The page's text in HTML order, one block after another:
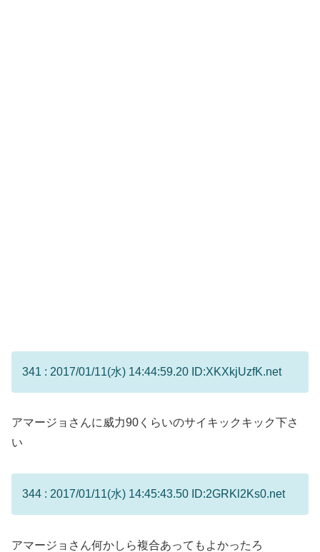
341 : 2017/01/11(水) 14:44:59.20 ID:XKXkjUzfK.net
アマージョさんに威力90くらいのサイキックキック下さ
い
344 : 2017/01/11(水) 14:45:43.50 ID:2GRKl2Ks0.net
アマージョさん何かしら複合あってもよかったろ